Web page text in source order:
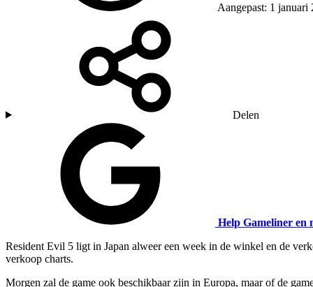
Aangepast: 1 januari
Delen
Help Gameliner en
Resident Evil 5 ligt in Japan alweer een week in de winkel en de
verkoop charts.
Morgen zal de game ook beschikbaar zijn in Europa, maar of de